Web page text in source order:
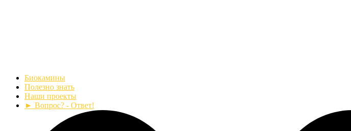
Биокамины
Полезно знать
Наши проекты
► Вопрос? - Ответ!